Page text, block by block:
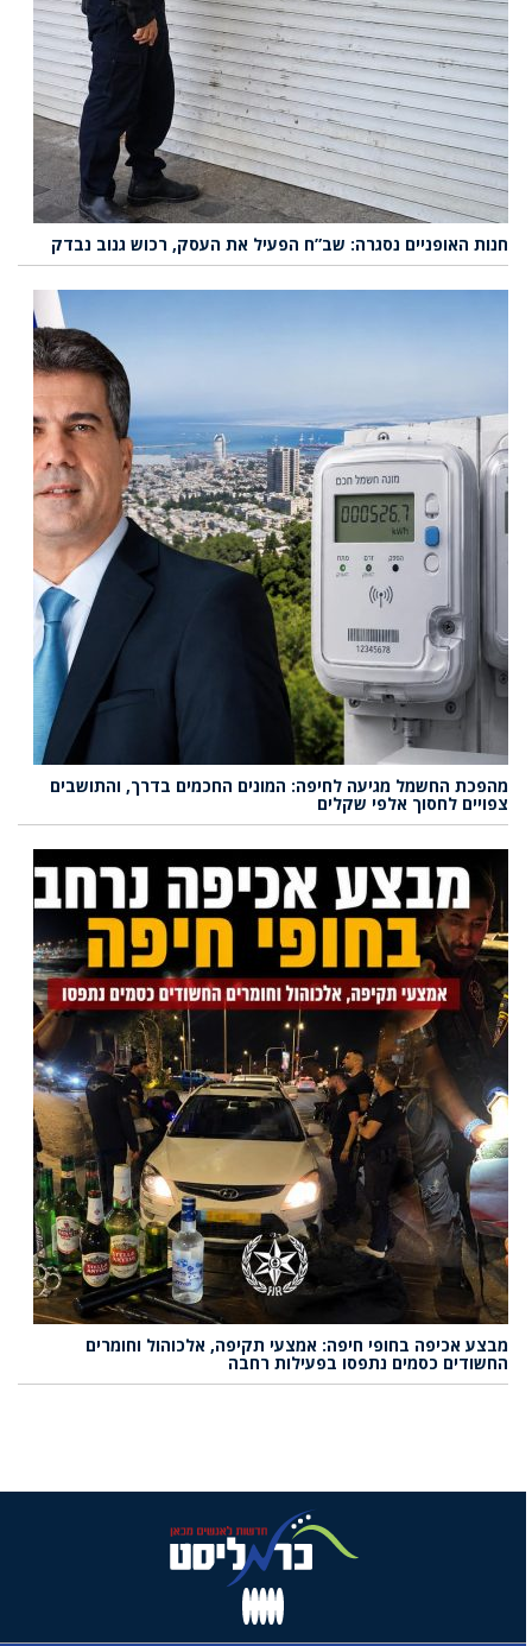
חנות האופניים נסגרה: שב”ח הפעיל את העסק, רכוש גנוב נבדק
מהפכת החשמל מגיעה לחיפה: המונים החכמים בדרך, והתושבים
צפויים לחסוך אלפי שקלים
מבצע אכיפה בחופי חיפה: אמצעי תקיפה, אלכוהול וחומרים
החשודים כסמים נתפסו בפעילות רחבה